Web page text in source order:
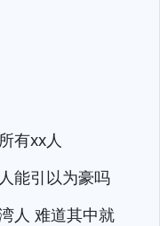
有xx人
能引以为豪吗
人 难道其中就